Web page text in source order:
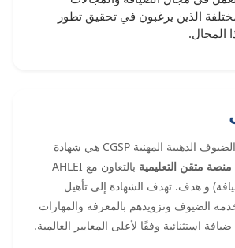
الذين يرغبون في تحقيق تطور
المجال.
شهادة اعتماد خدمة الضيوف الذهبية المهنية CGSP هي شهادة
منصة متقن التعليمية
بالتعاون مع AHLEI
و هدف. تهدف الشهادة إلى تأهيل
الضيوف وتزويدهم بالمعرفة والمهارات
استثنائية وفقًا لأعلى المعايير العالمية.